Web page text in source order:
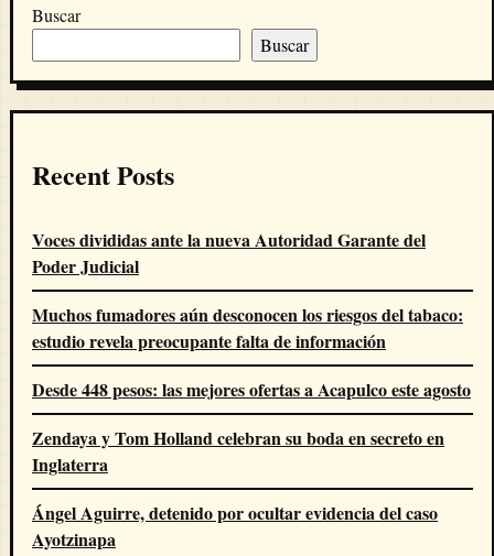
Buscar
Buscar
Recent Posts
Voces divididas ante la nueva Autoridad Garante del
Poder Judicial
Muchos fumadores aún desconocen los riesgos del tabaco:
estudio revela preocupante falta de información
Desde 448 pesos: las mejores ofertas a Acapulco este agosto
Zendaya y Tom Holland celebran su boda en secreto en
Inglaterra
Ángel Aguirre, detenido por ocultar evidencia del caso
Ayotzinapa